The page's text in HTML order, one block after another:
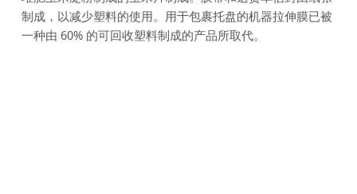
制成，以减少塑料的使用。用于包裹托盘的机器拉伸膜已被
一种由 60% 的可回收塑料制成的产品所取代。